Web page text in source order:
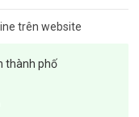
trên website
thành phố